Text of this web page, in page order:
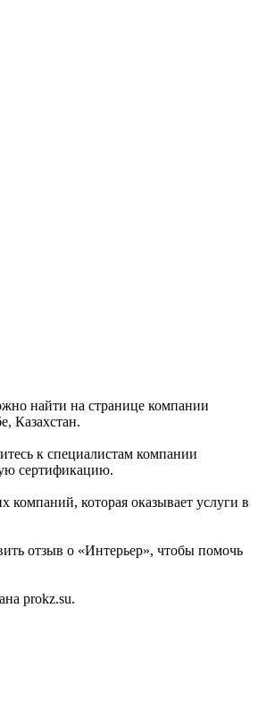
найти на странице компании
Казахстан.
к специалистам компании
сертификацию.
которая оказывает услуги в
отзыв о «Интерьер», чтобы помочь
prokz.su.